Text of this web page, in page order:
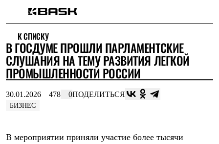
Интернет-магазин
Мужская одежда
Утепленная пухом
Куртки
Брюки
Комбинезоны
Утепленная синтетикой
Куртки
К СПИСКУ
В ГОСДУМЕ ПРОШЛИ ПАРЛАМЕНТСКИЕ
СЛУШАНИЯ НА ТЕМУ РАЗВИТИЯ ЛЕГКОЙ
ПРОМЫШЛЕННОСТИ РОССИИ
30.01.2026 478 0ПОДЕЛИТЬСЯ
БИЗНЕС
В мероприятии приняли участие более тысячи